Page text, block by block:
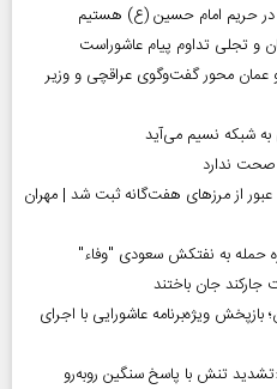
در حریم امام حسین (ع) هستیم
و تجلی تداوم پیام عاشوراست
عمان محور گفت‌وگوی عراقچی و وزیر
به شبکه نسیم می‌آید
صحت ندارد
اربعینی؛ ۶۰ میلیون عبور از مرزهای هفت‌گانه ثبت شد | مهران
حمله به نفتکش سعودی "وفاء"
ویژه‌برنامه عاشورایی با اجرای
تنش با پاسخ سنگین روبه‌رو